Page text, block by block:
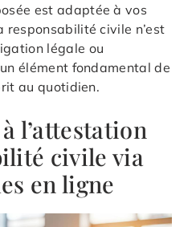
est adaptée à vos
responsabilité civile n’est
légale ou
élément fondamental de
au quotidien.
l’attestation
civile via
en ligne